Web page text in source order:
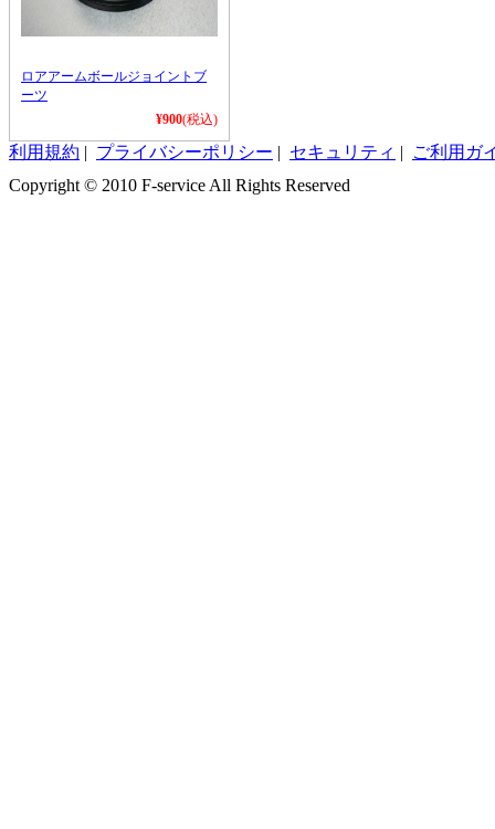
ロアアームボールジョイントブ
ーツ
¥900(税込)
利用規約 | プライバシーポリシー | セキュリティ |
ご利用ガ
Copyright © 2010 F-service All Rights Reserved